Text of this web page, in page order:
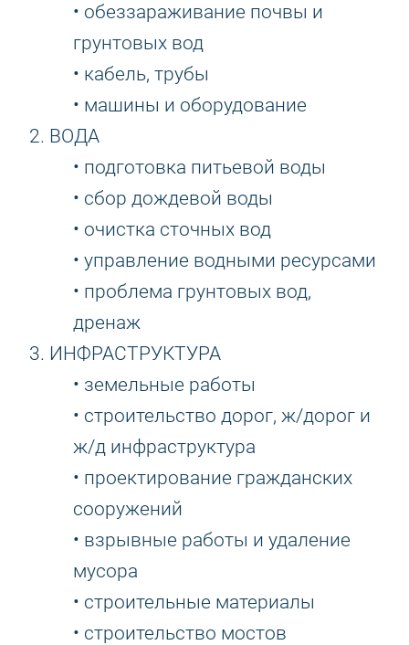
• обеззараживание почвы и
грунтовых вод
• кабель, трубы
• машины и оборудование
2. ВОДА
• подготовка питьевой воды
• сбор дождевой воды
• очистка сточных вод
• управление водными ресурсами
• проблема грунтовых вод,
дренаж
3. ИНФРАСТРУКТУРА
• земельные работы
• строительство дорог, ж/дорог и
ж/д инфраструктура
• проектирование гражданских
сооружений
• взрывные работы и удаление
мусора
• строительные материалы
• строительство мостов